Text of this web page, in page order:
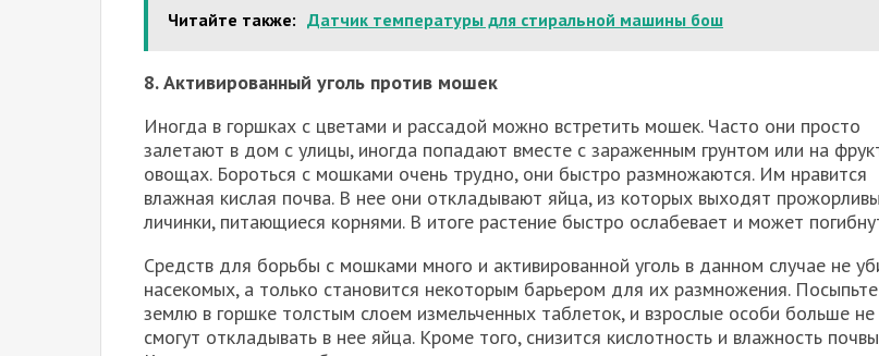
Читайте также: Датчик температуры для стиральной машины бош
8. Активированный уголь против мошек
Иногда в горшках с цветами и рассадой можно встретить мошек. Часто они просто
залетают в дом с улицы, иногда попадают вместе с зараженным грунтом или на
овощах. Бороться с мошками очень трудно, они быстро размножаются. Им нравится
влажная кислая почва. В нее они откладывают яйца, из которых выходят
личинки, питающиеся корнями. В итоге растение быстро ослабевает и может
Средств для борьбы с мошками много и активированной уголь в данном случае не
насекомых, а только становится некоторым барьером для их размножения. Посыпьте
землю в горшке толстым слоем измельченных таблеток, и взрослые особи больше не
смогут откладывать в нее яйца. Кроме того, снизится кислотность и влажность